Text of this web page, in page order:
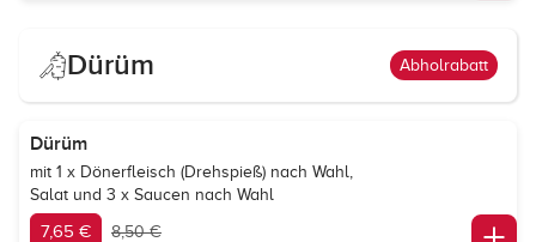
Dürüm Abholrabatt
Dürüm
mit 1 x Dönerfleisch (Drehspieß) nach Wahl,
Salat und 3 x Saucen nach Wahl
7,65 € 8,50 €